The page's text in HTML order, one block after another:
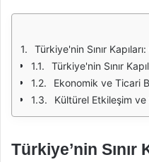
Türkiye'nin Sınır
Türkiye'nin Sınır
Ekonomik ve Ticari
Kültürel Etkileşim
Türkiye’nin Sınır